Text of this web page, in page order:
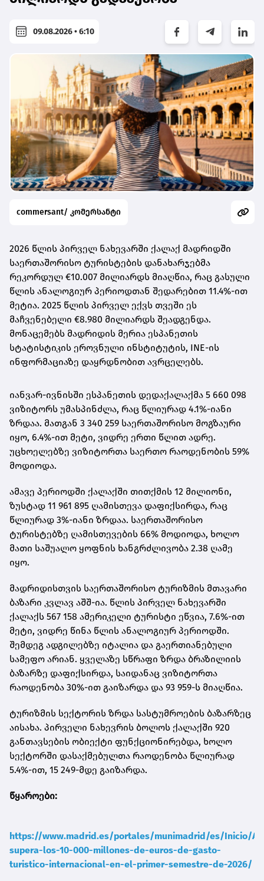
09.08.2026 • 6:10
commersant/ კომერსანტი
2026 წლის პირველ ნახევარში ქალაქ მადრიდში
საერთაშორისო ტურისტების დანახარჯებმა
რეკორდულ €10.007 მილიარდს მიაღწია, რაც გასული
წლის ანალოგიურ პერიოდთან შედარებით 11.4%-ით
მეტია. 2025 წლის პირველ ექვს თვეში ეს
მაჩვენებელი €8.980 მილიარდს შეადგენდა.
მონაცემებს მადრიდის მერია ესპანეთის
სტატისტიკის ეროვნული ინსტიტუტის, INE-ის
ინფორმაციაზე დაყრდნობით ავრცელებს.
იანვარ-ივნისში ესპანეთის დედაქალაქმა 5 660 098
ვიზიტორს უმასპინძლა, რაც წლიურად 4.1%-იანი
ზრდაა. მათგან 3 340 259 საერთაშორისო მოგზაური
იყო, 6.4%-ით მეტი, ვიდრე ერთი წლით ადრე.
უცხოელებზე ვიზიტორთა საერთო რაოდენობის 59%
მოდიოდა.
ამავე პერიოდში ქალაქში თითქმის 12 მილიონი,
ზუსტად 11 961 895 ღამისთევა დაფიქსირდა, რაც
წლიურად 3%-იანი ზრდაა. საერთაშორისო
ტურისტებზე ღამისთევების 66% მოდიოდა, ხოლო
მათი საშუალო ყოფნის ხანგრძლივობა 2.38 ღამე
იყო.
მადრიდისთვის საერთაშორისო ტურიზმის მთავარი
ბაზარი კვლავ აშშ-ია. წლის პირველ ნახევარში
ქალაქს 567 158 ამერიკელი ტურისტი ეწვია, 7.6%-ით
მეტი, ვიდრე წინა წლის ანალოგიურ პერიოდში.
შემდეგ ადგილებზე იტალია და გაერთიანებული
სამეფო არიან. ყველაზე სწრაფი ზრდა ბრაზილიის
ბაზარზე დაფიქსირდა, საიდანაც ვიზიტორთა
რაოდენობა 30%-ით გაიზარდა და 93 959-ს მიაღწია.
ტურიზმის სექტორის ზრდა სასტუმროების ბაზარზეც
აისახა. პირველი ნახევრის ბოლოს ქალაქში 920
განთავსების ობიექტი ფუნქციონირებდა, ხოლო
სექტორში დასაქმებულთა რაოდენობა წლიურად
5.4%-ით, 15 249-მდე გაიზარდა.
წყაროები:
https://www.madrid.es/portales/munimadrid/es/Inicio/
supera-los-10-000-millones-de-euros-de-gasto-
turistico-internacional-en-el-primer-semestre-de-2026/